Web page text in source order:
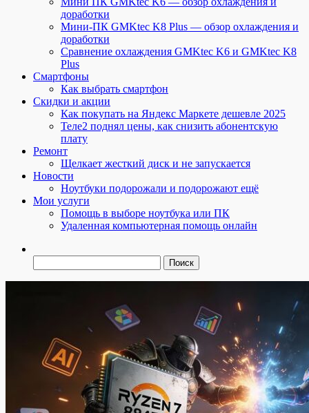
доработки
Мини-ПК GMKtec K8 Plus — обзор охлаждения и
доработки
Сравнение охлаждения GMKtec K6 и GMKtec K8
Plus
Смартфоны
Как выбрать смартфон
Скидки и акции
Как покупать на Яндекс Маркете дешевле 2025
Теле2 поднял цены, как снизить абонентскую
плату
Ремонт
Щелкает жесткий диск и не запускается
Новости
Ноутбуки подорожали и подорожают ещё
Мои услуги
Помощь в выборе ноутбука или ПК
Удаленная компьютерная помощь онлайн